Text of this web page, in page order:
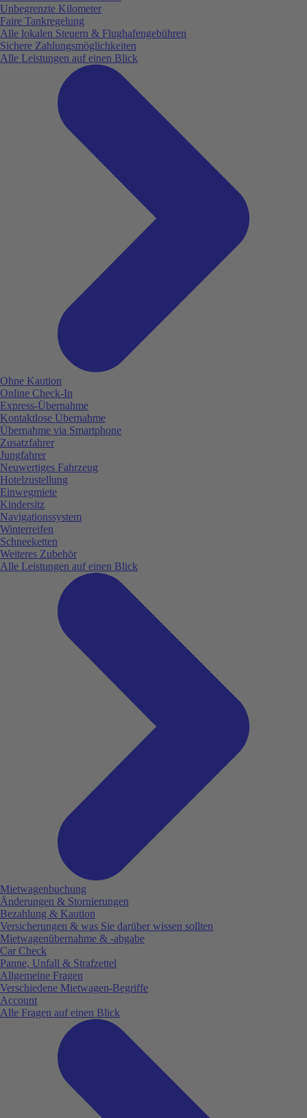
Unbegrenzte Kilometer
Faire Tankregelung
Alle lokalen Steuern & Flughafengebühren
Sichere Zahlungsmöglichkeiten
Alle Leistungen auf einen Blick
Ohne Kaution
Online Check-In
Express-Übernahme
Kontaktlose Übernahme
Übernahme via Smartphone
Zusatzfahrer
Jungfahrer
Neuwertiges Fahrzeug
Hotelzustellung
Einwegmiete
Kindersitz
Navigationssystem
Winterreifen
Schneeketten
Weiteres Zubehör
Alle Leistungen auf einen Blick
Mietwagenbuchung
Änderungen & Stornierungen
Bezahlung & Kaution
Versicherungen & was Sie darüber wissen sollten
Mietwagenübernahme & -abgabe
Car Check
Panne, Unfall & Strafzettel
Allgemeine Fragen
Verschiedene Mietwagen-Begriffe
Account
Alle Fragen auf einen Blick